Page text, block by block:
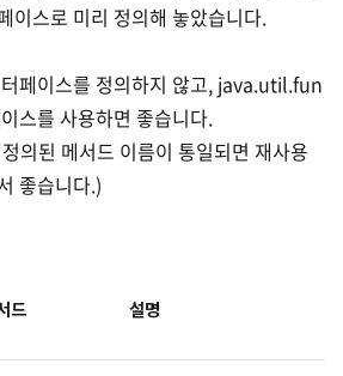
이스로 미리 정의해 놓았습니다.
페이스를 정의하지 않고, java.util.fun
스를 사용하면 좋습니다.
의된 메서드 이름이 통일되면 재사용
좋습니다.)
드 설명